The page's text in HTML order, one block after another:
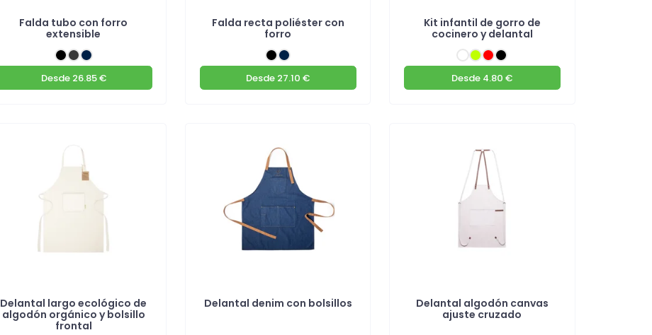
Falda tubo con forro
extensible
Desde26.85 €
Falda recta poliéster con
forro
Desde 27.10 €
Kit infantil de gorro de
cocinero y delantal
Desde 4.80 €
Delantal largo ecológico de
algodón orgánico y bolsillo
frontal
Delantal denim con bolsillos
Delantal algodón canvas
ajuste cruzado